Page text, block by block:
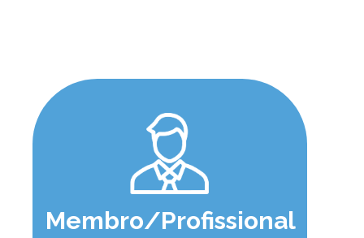
Membro/Profissional